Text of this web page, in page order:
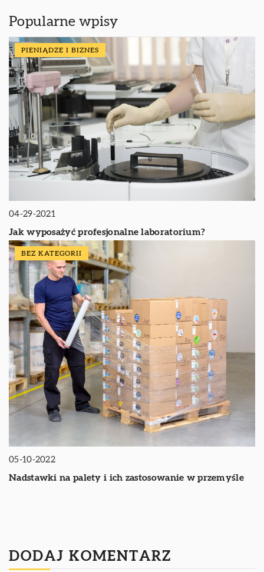
Popularne wpisy
PIENIĄDZE I BIZNES
04-29-2021
Jak wyposażyć profesjonalne laboratorium?
BEZ KATEGORII
05-10-2022
Nadstawki na palety i ich zastosowanie w przemyśle
DODAJ KOMENTARZ